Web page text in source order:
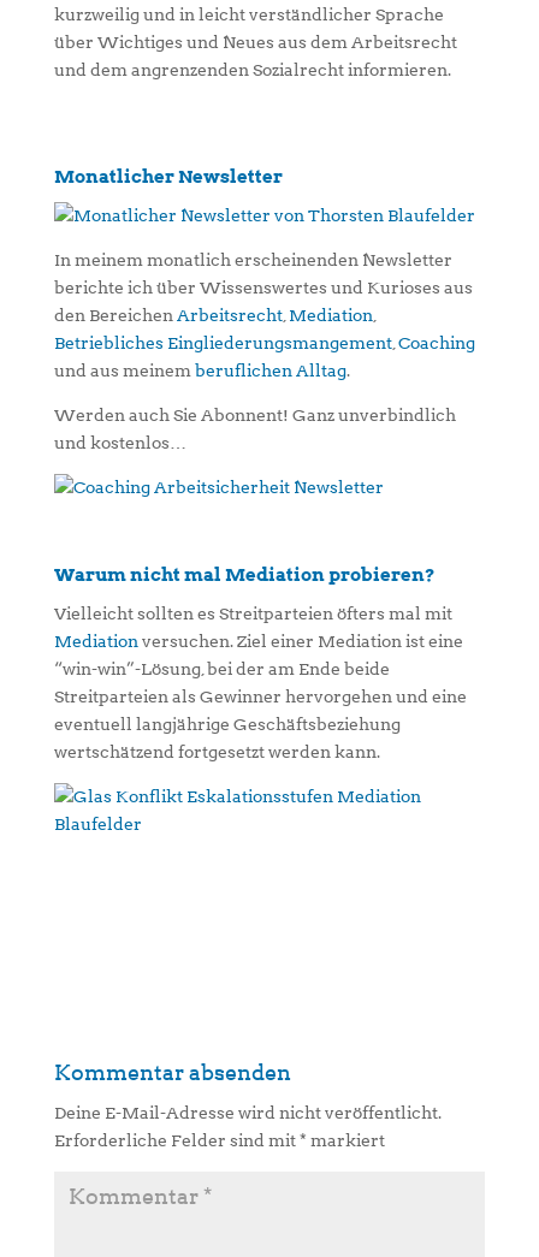
kurzweilig und in leicht verständlicher Sprache
über Wichtiges und Neues aus dem Arbeitsrecht
und dem angrenzenden Sozialrecht informieren.
Monatlicher Newsletter
In meinem monatlich erscheinenden Newsletter
berichte ich über Wissenswertes und Kurioses aus
den Bereichen Arbeitsrecht, Mediation
Betriebliches Eingliederungsmangement, Coaching
und aus meinem beruflichen Alltag.
Werden auch Sie Abonnent! Ganz unverbindlich
und kostenlos…
Warum nicht mal Mediation probieren?
Vielleicht sollten es Streitparteien öfters mal mit
Mediation versuchen. Ziel einer Mediation ist eine
“win-win”-Lösung, bei der am Ende beide
Streitparteien als Gewinner hervorgehen und eine
eventuell langjährige Geschäftsbeziehung
wertschätzend fortgesetzt werden kann.
Kommentar absenden
Deine E-Mail-Adresse wird nicht veröffentlicht.
Erforderliche Felder sind mit* markiert